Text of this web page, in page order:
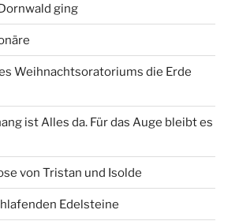
ging
Weihnachtsoratoriums die Erde
ist Alles da. Für das Auge bleibt es
von Tristan und Isolde
Edelsteine